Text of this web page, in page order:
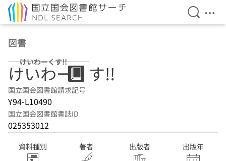
検索を
メ
図書
けいわーくす!!
けいわーくす!!
国立国会図書館請求記号
Y94-L10490
国立国会図書館書誌ID
025353012
資料種別 著者 出版者 出版年